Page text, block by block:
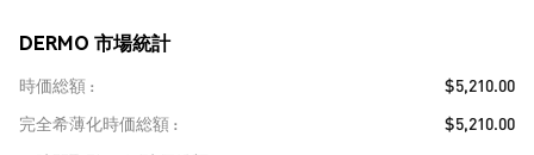
DERMO 市場統計
時価総額
$5,210.00
完全希薄化時価総額
$5,210.00